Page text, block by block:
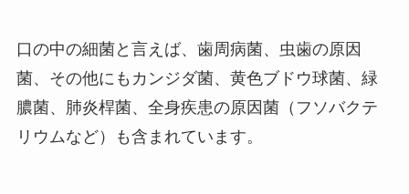
口の中の細菌と言えば、歯周病菌、虫歯の原因
菌、その他にもカンジダ菌、黄色ブドウ球菌、緑
膿菌、肺炎桿菌、全身疾患の原因菌（フソバクテ
リウムなど）も含まれています。